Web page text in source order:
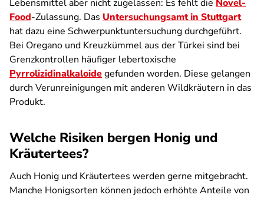
Lebensmittel aber nicht zugelassen: Es fehlt die Novel-
Food-Zulassung. Das Untersuchungsamt in Stuttgart
hat dazu eine Schwerpunktuntersuchung durchgeführt.
Bei Oregano und Kreuzkümmel aus der Türkei sind bei
Grenzkontrollen häufiger lebertoxische
Pyrrolizidinalkaloidegefunden worden. Diese gelangen
durch Verunreinigungen mit anderen Wildkräutern in das
Produkt.
Welche Risiken bergen Honig und
Kräutertees?
Auch Honig und Kräutertees werden gerne mitgebracht.
Manche Honigsorten können jedoch erhöhte Anteile von